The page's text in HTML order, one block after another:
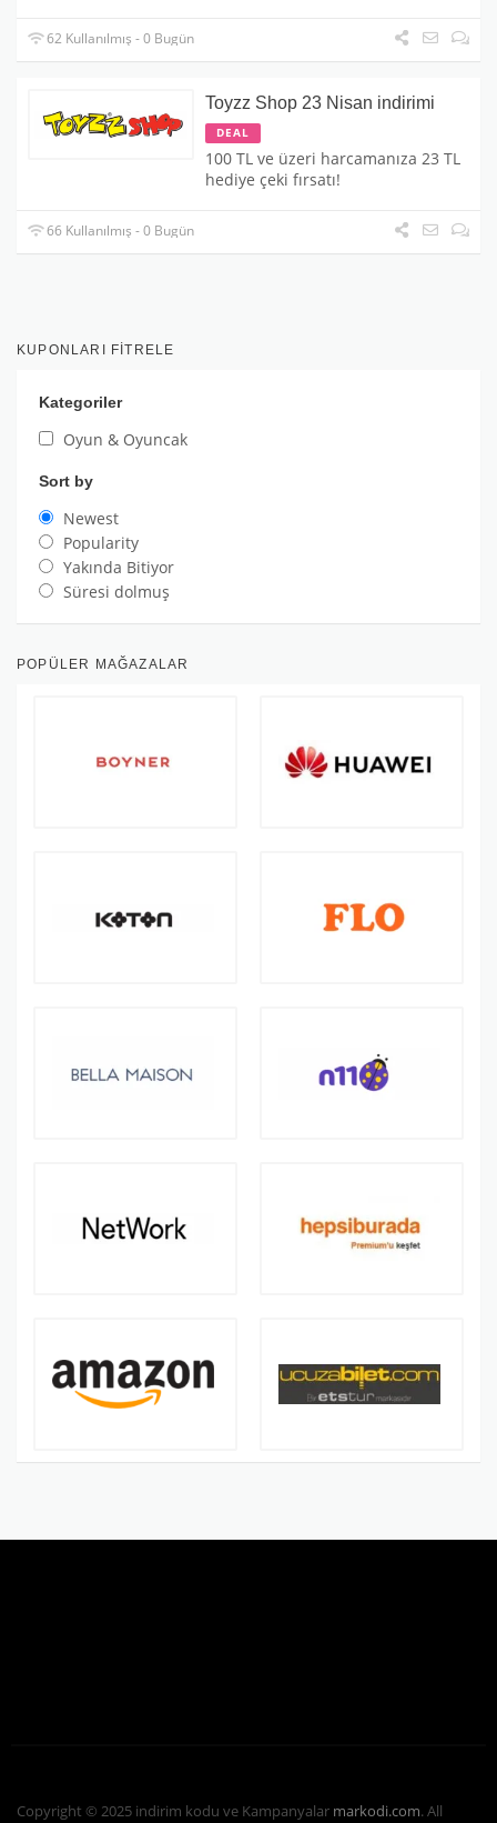
62 Kullanılmış - 0 Bugün
Toyzz Shop 23 Nisan indirimi
DEAL
100 TL ve üzeri harcamanıza 23 TL
hediye çeki fırsatı!
66 Kullanılmış - 0 Bugün
KUPONLARI FITRELE
Kategoriler
Oyun & Oyuncak
Sort by
Newest
Popularity
Yakında Bitiyor
Süresi dolmuş
POPÜLER MAĞAZALAR
Copyright © 2025 indirim kodu ve Kampanyalar markodi.com. All